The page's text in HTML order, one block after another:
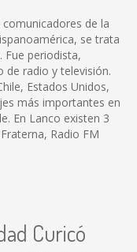
de la
se trata
Fue periodista,
de radio y televisión.
Estados Unidos,
más importantes en
En Lanco existen 3
Radio FM
Curicó